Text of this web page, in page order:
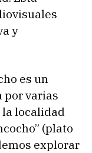
y
es un
por varias
localidad
(plato
explorar